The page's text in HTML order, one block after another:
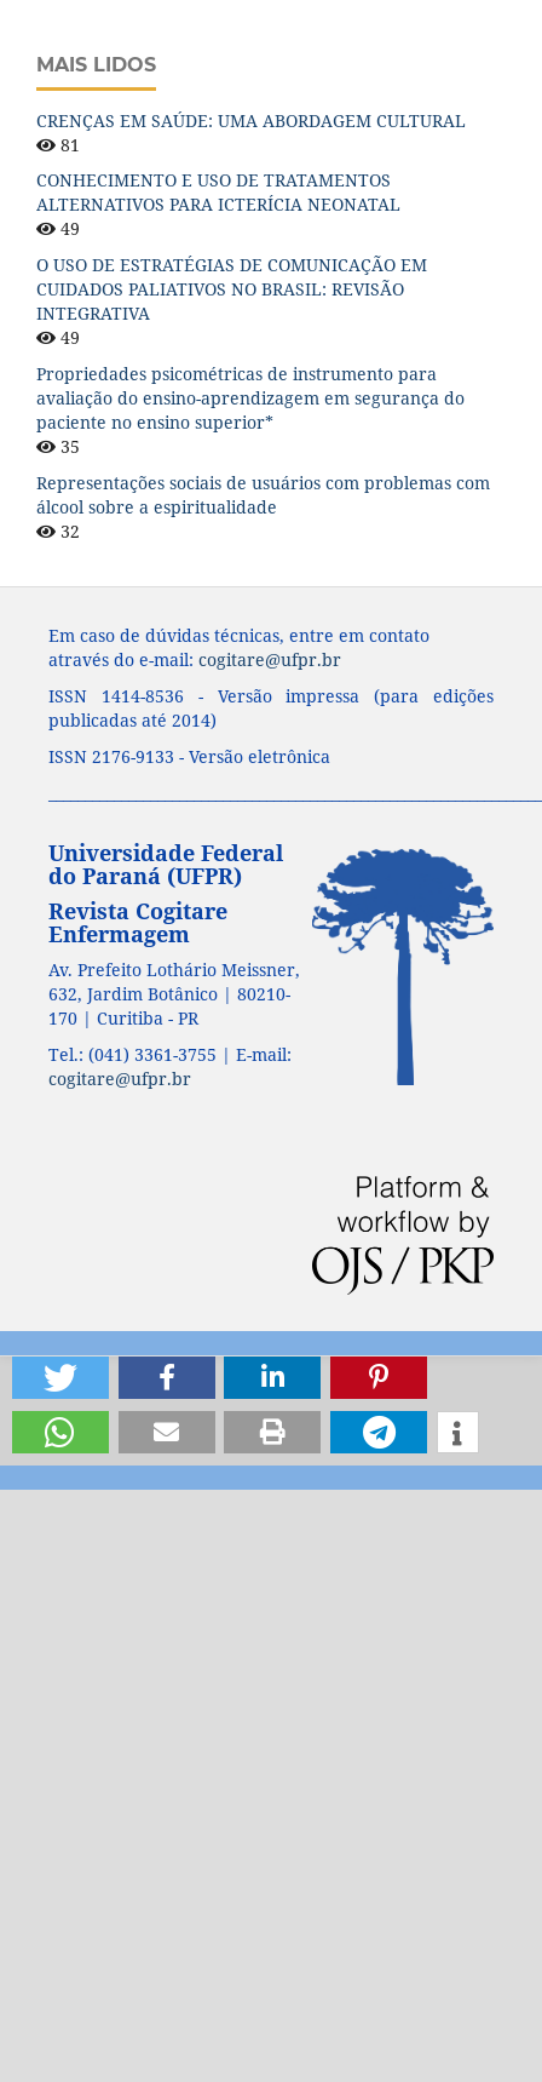
MAIS LIDOS
CRENÇAS EM SAÚDE: UMA ABORDAGEM CULTURAL
81
CONHECIMENTO E USO DE TRATAMENTOS
ALTERNATIVOS PARA ICTERÍCIA NEONATAL
49
O USO DE ESTRATÉGIAS DE COMUNICAÇÃO EM
CUIDADOS PALIATIVOS NO BRASIL: REVISÃO
INTEGRATIVA
49
Propriedades psicométricas de instrumento para
avaliação do ensino-aprendizagem em segurança do
paciente no ensino superior*
35
Representações sociais de usuários com problemas com
álcool sobre a espiritualidade
32
Em caso de dúvidas técnicas, entre em contato
através do e-mail: cogitare@ufpr.br
ISSN 1414-8536 - Versão impressa (para edições
publicadas até 2014)
ISSN 2176-9133 - Versão eletrônica
Universidade Federal
do Paraná (UFPR)
Revista Cogitare
Enfermagem
Av. Prefeito Lothário Meissner,
632, Jardim Botânico | 80210-
170 | Curitiba - PR
Tel.: (041) 3361-3755 | E-mail:
cogitare@ufpr.br